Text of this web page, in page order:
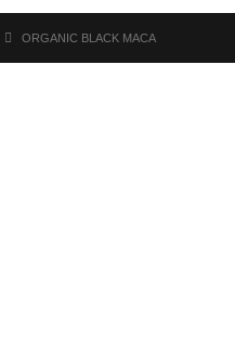
ORGANIC BLACK MACA